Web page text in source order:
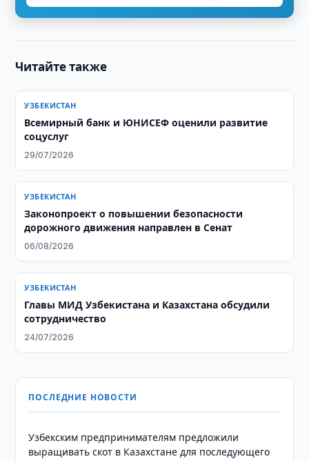
Читайте также
УЗБЕКИСТАН
Всемирный банк и ЮНИСЕФ оценили развитие
соцуслуг
29/07/2026
УЗБЕКИСТАН
Законопроект о повышении безопасности
дорожного движения направлен в Сенат
06/08/2026
УЗБЕКИСТАН
Главы МИД Узбекистана и Казахстана обсудили
сотрудничество
24/07/2026
ПОСЛЕДНИЕ НОВОСТИ
Узбекским предпринимателям предложили
выращивать скот в Казахстане для последующего